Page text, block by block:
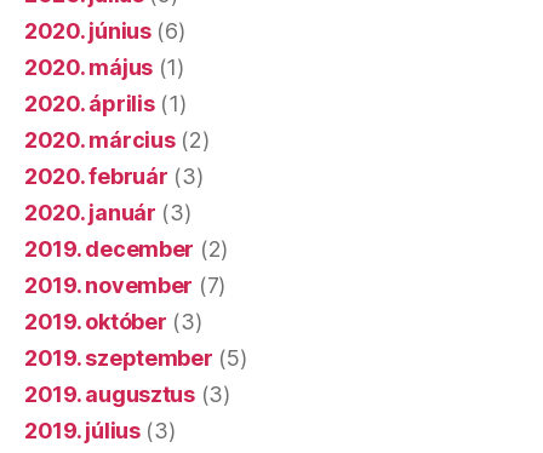
2020. június(6)
2020. május (1)
2020. április(1)
2020. március(2)
2020. február (3)
2020. január (3)
2019. december (2)
2019. november (7)
2019. október (3)
2019. szeptember (5)
2019. augusztus(3)
2019. július(3)